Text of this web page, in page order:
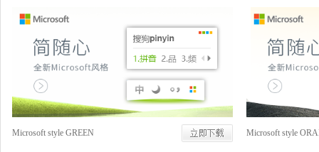
Microsoft style GREEN Microsoft style